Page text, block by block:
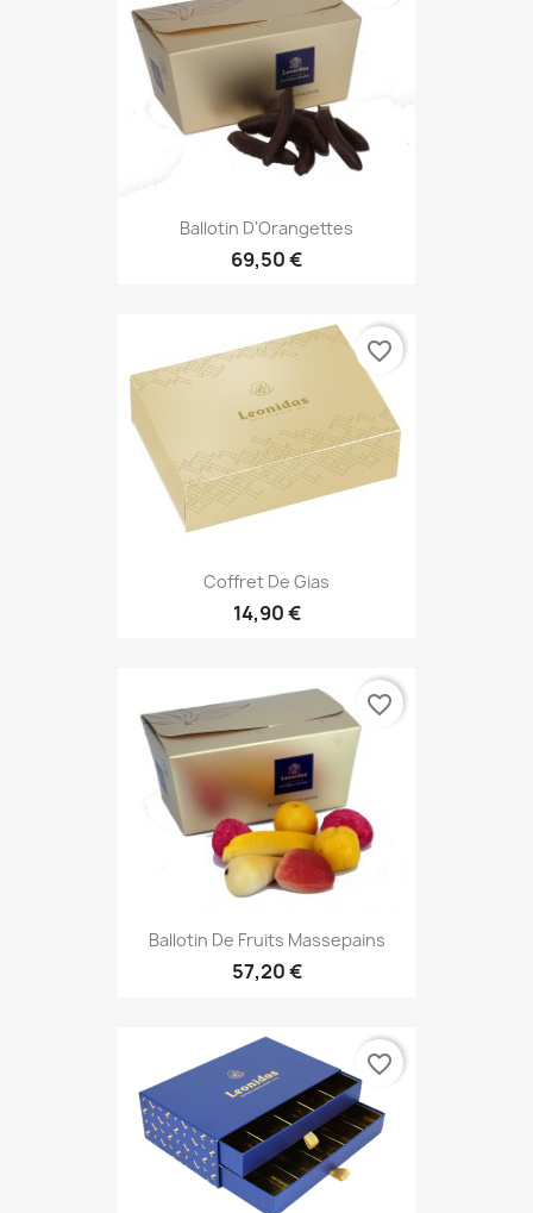
Ballotin D'Orangettes
69,50 €
Coffret De Gias
14,90 €
favorite_border
Ballotin De Fruits Massepains
57,20 €
favorite_border
favorite_border